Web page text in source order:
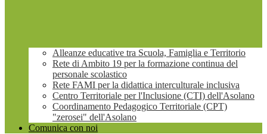
Alleanze educative tra Scuola, Famiglia e Territorio
Rete di Ambito 19 per la formazione continua del
personale scolastico
Rete FAMI per la didattica interculturale inclusiva
Centro Territoriale per l'Inclusione (CTI) dell'Asolano
Coordinamento Pedagogico Territoriale (CPT)
"zerosei" dell'Asolano
Comunica con noi